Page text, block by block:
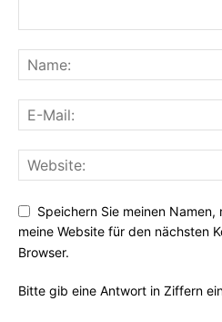
Speichern Sie meinen
meine Website für den nächsten
Browser.
Bitte gib eine Antwort in Ziffern